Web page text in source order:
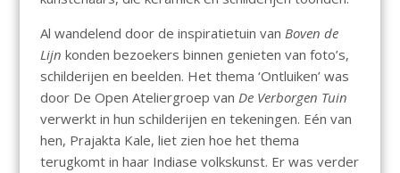
Al wandelend door de inspiratietuin van Boven de
Lijn konden bezoekers binnen genieten van foto’s,
schilderijen en beelden. Het thema ‘Ontluiken’ was
door De Open Ateliergroep van De Verborgen Tuin
verwerkt in hun schilderijen en tekeningen. Eén van
hen, Prajakta Kale, liet zien hoe het thema
terugkomt in haar Indiase volkskunst. Er was verder